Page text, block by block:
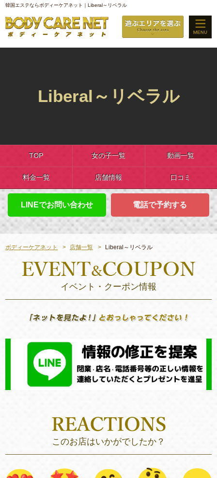
韓国エステならボディーケアネット｜Liberal～リベラル
Liberal～リベラル
TOP 女の子一覧 動画一覧
料金一覧 店舗情報 口コミ
LINEでお問い合わせ 電話で予約する
ボディーケアネット 店舗一覧 Liberal～リベラル
イベント・クーポン情報
このお店はいかがでしたか？